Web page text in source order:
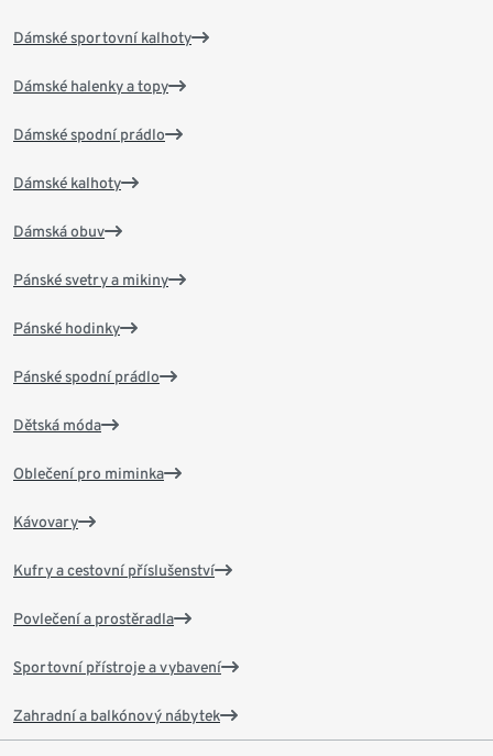
Dámské sportovní kalhoty
Dámské halenky a topy
Dámské spodní prádlo
Dámské kalhoty
Dámská obuv
Pánské svetry a mikiny
Pánské hodinky
Pánské spodní prádlo
Dětská móda
Oblečení pro miminka
Kávovary
Kufry a cestovní příslušenství
Povlečení a prostěradla
Sportovní přístroje a vybavení
Zahradní a balkónový nábytek